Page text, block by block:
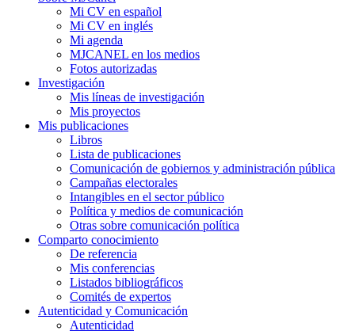
Mi CV en español
Mi CV en inglés
Mi agenda
MJCANEL en los medios
Fotos autorizadas
Investigación
Mis líneas de investigación
Mis proyectos
Mis publicaciones
Libros
Lista de publicaciones
Comunicación de gobiernos y administración pública
Campañas electorales
Intangibles en el sector público
Política y medios de comunicación
Otras sobre comunicación política
Comparto conocimiento
De referencia
Mis conferencias
Listados bibliográficos
Comités de expertos
Autenticidad y Comunicación
Autenticidad